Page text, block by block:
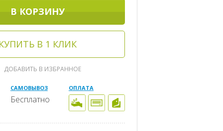
В КОРЗИНУ
В 1 КЛИК
ДОБАВИТЬ В ИЗБРАННОЕ
САМОВЫВОЗ
Бесплатно
ОПЛАТА